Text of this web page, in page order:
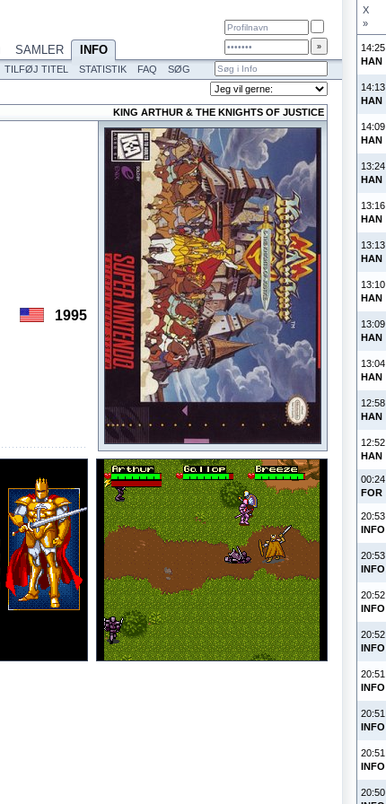
X
»
14:25
HAN
14:13
HAN
14:09
HAN
13:24
HAN
13:16
HAN
13:13
HAN
13:10
HAN
13:09
HAN
13:04
HAN
12:58
HAN
12:52
HAN
00:24
FOR
20:53
INFO
20:53
INFO
20:52
INFO
20:52
INFO
20:51
INFO
20:51
INFO
20:51
INFO
20:50
SAMLER INFO
TILFØJ TITEL STATISTIK FAQ SØG
KING ARTHUR & THE KNIGHTS OF JUSTICE
1995